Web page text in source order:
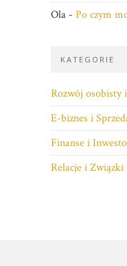
Ola - Po czym
KATEGORIE
Rozwój osobisty
E-biznes i
Finanse i
Relacje i Związki